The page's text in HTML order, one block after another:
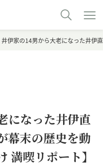
井伊家の14男から大老になった井伊
になった井伊直
幕末の歴史を動
満喫リポート】